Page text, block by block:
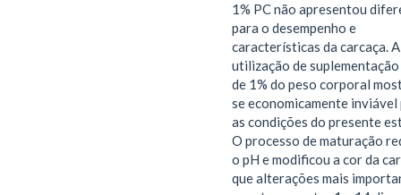
1% PC não apresentou
para o desempenho e
características da carcaça. A
utilização de suplementação
de 1% do peso corporal
se economicamente inviável
as condições do presente
O processo de maturação
o pH e modificou a cor da
que alterações mais